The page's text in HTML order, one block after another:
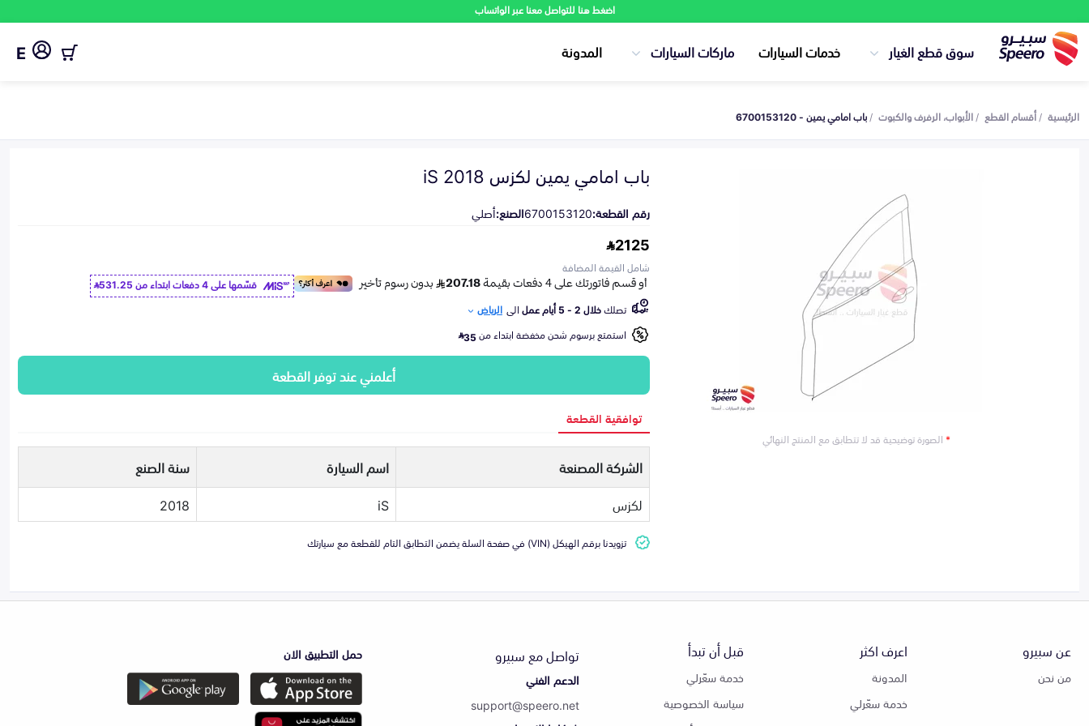
اضغط هنا للتواصل معنا عبر الواتساب
سوق قطع الغيار خدمات السيارات ماركات السيارات المدونة E
الرئيسية أقسام القطع الأبواب، الرفرف والكبوت باب امامي يمين - 6700153120
*الصورة توضيحية قد لا تتطابق مع المنتج النهائي
باب امامي يمين لكزس iS 2018
رقم القطعة:6700153120الصنع:أصلي
2125
شامل القيمة المضافة
قسّمها على 4 دفعات ابتداء من
531.25
تصلكخلال 2 - 5 أيام عمل الى الرياض
استمتع برسوم شحن مخفضة ابتداء من35
أعلمني عند توفر القطعة
توافقية القطعة
الشركة المصنعة اسم السيارة
سنة الصنع
لكزس
iS
2018
تزويدنا برقم الهيكل (VIN) في صفحة السلة يضمن التطابق التام للقطعة مع سيارتك
عن سبيرو
من نحن
اعرف اكثر
المدونة
خدمة سعّرلي
قبل أن تبدأ
خدمة سعّرلي
سياسة الخصوصية
تواصل مع سبيرو
الدعم الفني
support@speero.net
حمل التطبيق الان